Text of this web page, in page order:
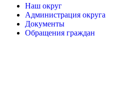
Наш округ
Администрация округа
Документы
Обращения граждан